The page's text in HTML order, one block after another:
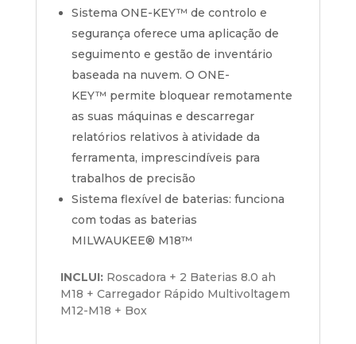
Sistema ONE-KEY™ de controlo e
segurança oferece uma aplicação de
seguimento e gestão de inventário
baseada na nuvem. O ONE-
KEY™ permite bloquear remotamente
as suas máquinas e descarregar
relatórios relativos à atividade da
ferramenta, imprescindíveis para
trabalhos de precisão
Sistema flexível de baterias: funciona
com todas as baterias
MILWAUKEE® M18™
INCLUI:Roscadora + 2 Baterias 8.0 ah
M18 + Carregador Rápido Multivoltagem
M12-M18 + Box